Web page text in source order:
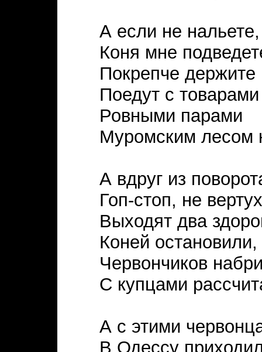
А если не нальете,
Коня мне
Покрепче
Поедут с товарами
Ровными парами
Муромским лесом
А вдруг из
Гоп-стоп, не
Выходят два
Коней остановили,
Червончиков
С купцами
А с этими
В Одессу